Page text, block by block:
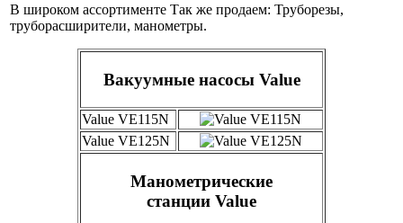
В широком ассортименте Так же продаем: Труборезы,
труборасширители, манометры.
Вакуумные насосы Value
Value VE115N
Value VE125N
Манометрические
станции Value